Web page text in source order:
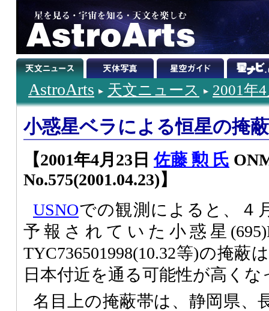
AstroArts 天文ニュース 2001年
小惑星ベラによる恒星の掩
【2001年4月23日佐藤 勲 氏
No.575(2001.04.23)】
USNOでの観測によると、４
予報されていた小惑星
TYC736501998(10.32等)の掩蔽
日本付近を通る可能性が高く
名目上の掩蔽帯は、静岡県、